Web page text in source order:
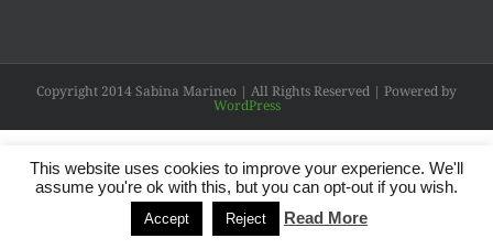
Copyright 2014 Sabina Marineo | All Rights Reserved | Powered by
WordPress
This website uses cookies to improve your experience. We'll
assume you're ok with this, but you can opt-out if you wish.
Accept Reject Read More